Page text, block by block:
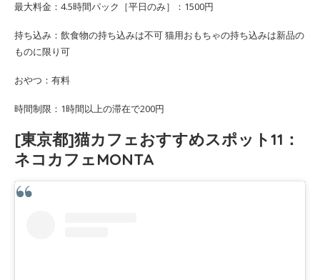
最大料金：4.5時間パック［平日のみ］：1500円
持ち込み：飲食物の持ち込みは不可 猫用おもちゃの持ち込みは新品の
ものに限り可
おやつ：有料
時間制限：1時間以上の滞在で200円
[東京都]猫カフェおすすめスポット11：
ネコカフェMONTA